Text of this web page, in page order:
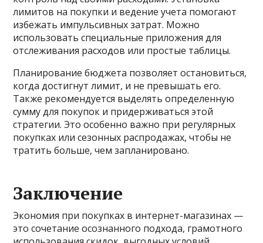
лимитов на покупки и ведение учета помогают
избежать импульсивных затрат. Можно
использовать специальные приложения для
отслеживания расходов или простые таблицы.
Планирование бюджета позволяет остановиться,
когда достигнут лимит, и не превышать его.
Также рекомендуется выделять определенную
сумму для покупок и придерживаться этой
стратегии. Это особенно важно при регулярных
покупках или сезонных распродажах, чтобы не
тратить больше, чем запланировано.
Заключение
Экономия при покупках в интернет-магазинах —
это сочетание осознанного подхода, грамотного